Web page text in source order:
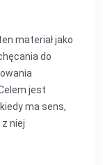
materiał jako
do
jest
ma sens,
niej